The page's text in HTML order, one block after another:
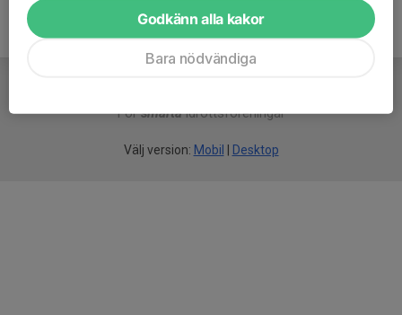
Försmartaidrottsföreningar
Välj version: Mobil Desktop
Godkänn alla kakor
Bara nödvändiga